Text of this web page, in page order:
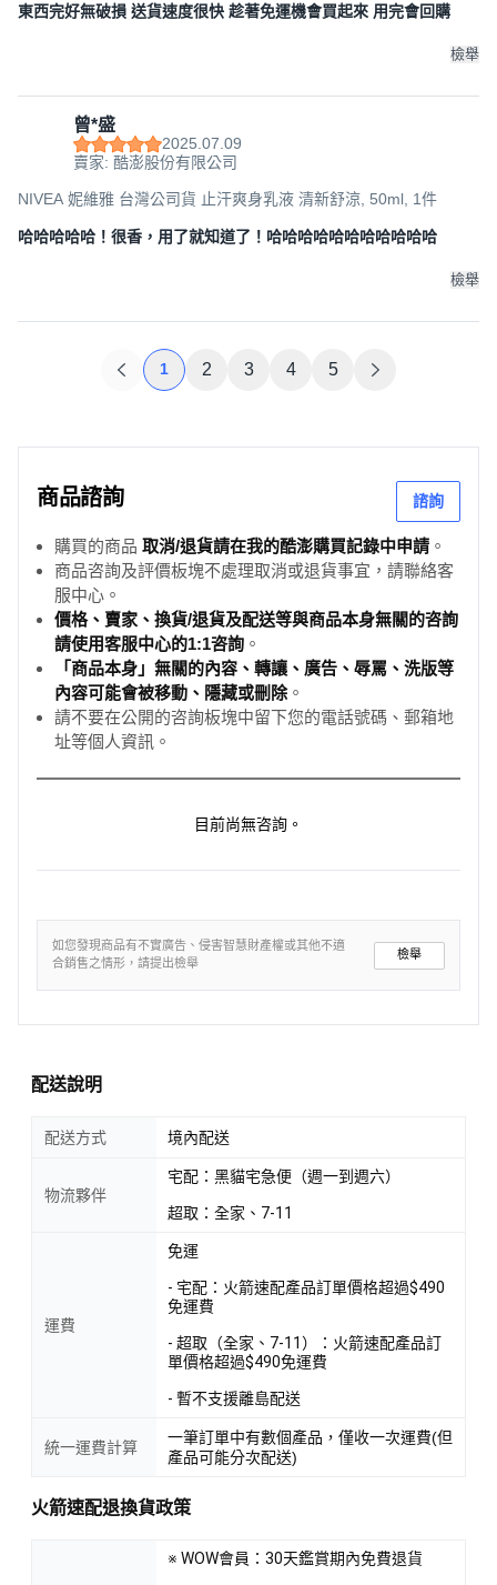
東西完好無破損 送貨速度很快 趁著免運機會買起來 用完會回購
檢舉
曾*盛
2025.07.09
賣家: 酷澎股份有限公司
NIVEA 妮維雅 台灣公司貨 止汗爽身乳液 清新舒涼, 50ml, 1件
哈哈哈哈哈！很香，用了就知道了！哈哈哈哈哈哈哈哈哈哈哈
檢舉
1 2 3 4 5
商品諮詢 諮詢
購買的商品 取消/退貨請在我的酷澎購買記錄中申請 。
商品咨詢及評價板塊不處理取消或退貨事宜，請聯絡客
服中心。
價格、賣家、換貨/退貨及配送等與商品本身無關的咨詢
請使用客服中心的1:1咨詢 。
「商品本身」無關的內容、轉讓、廣告、辱罵、洗版等
內容可能會被移動、隱藏或刪除。
請不要在公開的咨詢板塊中留下您的電話號碼、郵箱地
址等個人資訊。
目前尚無咨詢。
如您發現商品有不實廣告、侵害智慧財產權或其他不適
合銷售之情形，請提出檢舉
檢舉
配送說明
配送方式 境內配送
物流夥伴
宅配：黑貓宅急便（週一到週六）
超取：全家、7-11
運費
免運
- 宅配：火箭速配產品訂單價格超過$490
免運費
- 超取（全家、7-11）：火箭速配產品訂
單價格超過$490免運費
- 暫不支援離島配送
統一運費計算
一筆訂單中有數個產品，僅收一次運費(但
產品可能分次配送)
火箭速配退換貨政策
※ WOW會員：30天鑑賞期內免費退貨